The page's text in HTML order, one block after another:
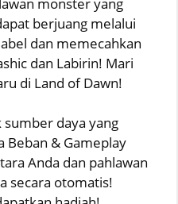
berjuang melalui
dan memecahkan
dan Labirin! Mari
di Land of Dawn!
daya yang
Beban & Gameplay
Anda dan pahlawan
secara otomatis!